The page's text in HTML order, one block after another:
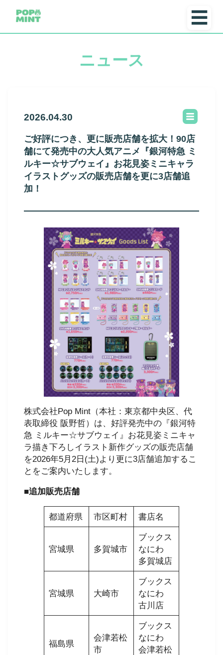
☰
ニュース
2026.04.30
ご好評につき、更に販売店舗を拡大！90店
舗にて発売中の大人気アニメ『銀河特急 ミ
ルキー☆サブウェイ』お花見姿ミニキャラ
イラストグッズの販売店舗を更に3店舗追
加！
株式会社Pop Mint（本社：東京都中央区、代
表取締役 阪野哲）は、好評発売中の『銀河特
急 ミルキー☆サブウェイ』お花見姿ミニキャ
ラ描き下ろしイラスト新作グッズの販売店舗
を2026年5月2日(土)より更に3店舗追加するこ
とをご案内いたします。
■追加販売店舗
都道府県 市区町村 書店名
宮城県 多賀城市
ブックス
なにわ
多賀城店
宮城県 大崎市
ブックス
なにわ
古川店
福島県
会津若松
市
ブックス
なにわ
会津若松